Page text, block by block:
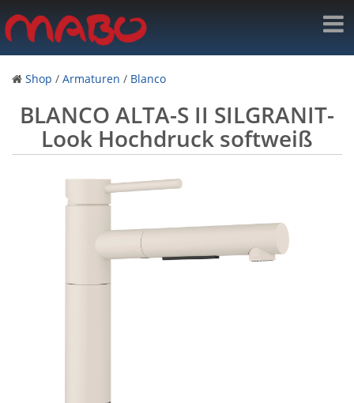
Shop / Armaturen / Blanco
BLANCO ALTA-S II SILGRANIT-
Look Hochdruck softweiß